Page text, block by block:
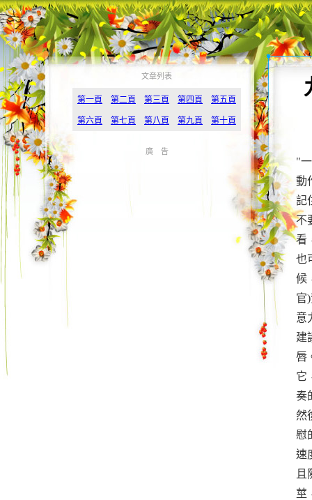
文章列表
第一頁 第二頁 第三頁 第四頁 第五頁
第六頁 第七頁 第八頁 第九頁 第十頁
廣 告
"
動
記
不
看
也
候
官
意
建
唇
它
奏
然
慰
速
且
莖